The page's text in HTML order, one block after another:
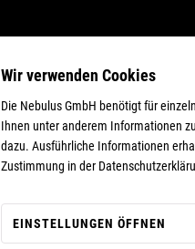
HERREN DAMEN
Wir verwenden Cookies
Die Nebulus GmbH benötigt für
Ihnen unter anderem Informationen
dazu. Ausführliche Informationen
Zustimmung in der
EINSTELLUNGEN ÖFFNEN